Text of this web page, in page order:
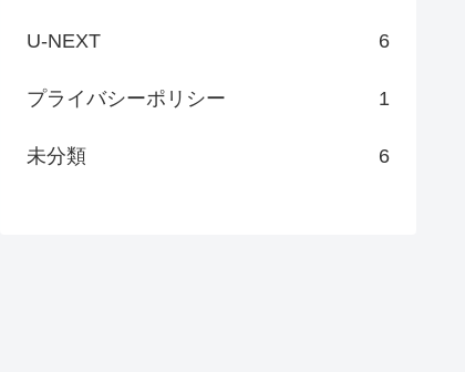
U-NEXT 6
プライバシーポリシー 1
未分類 6